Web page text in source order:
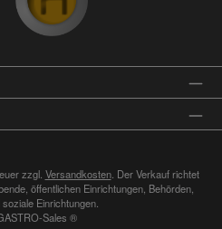
zzgl. Versandkosten. Der Verkauf richtet
öffentlichen Einrichtungen, Behörden,
Einrichtungen.
Sales ®